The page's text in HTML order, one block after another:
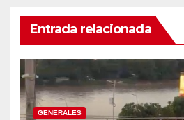
Entrada relacionada
GENERALES